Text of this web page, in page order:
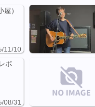
）
11/10
ポ
08/31